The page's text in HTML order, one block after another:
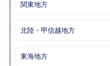
関東地方
北陸・甲信越地方
東海地方